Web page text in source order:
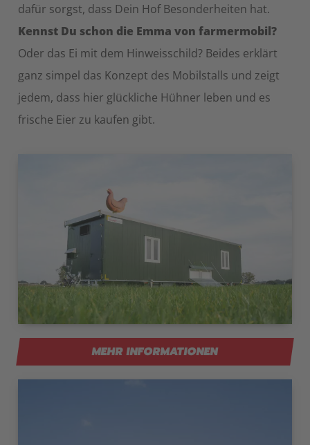
dafür sorgst, dass Dein Hof Besonderheiten hat.
Kennst Du schon die Emma von farmermobil?
Oder das Ei mit dem Hinweisschild? Beides erklärt
ganz simpel das Konzept des Mobilstalls und zeigt
jedem, dass hier glückliche Hühner leben und es
frische Eier zu kaufen gibt.
MEHR INFORMATIONEN